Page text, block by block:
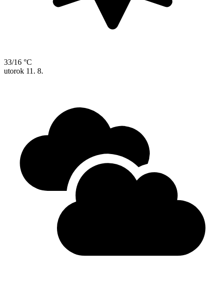
33/16 °C
utorok 11. 8.